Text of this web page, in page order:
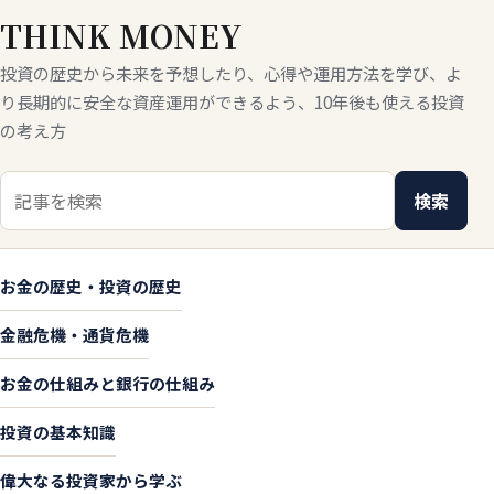
THINK MONEY
投資の歴史から未来を予想したり、心得や運用方法を学び、よ
り長期的に安全な資産運用ができるよう、10年後も使える投資
の考え方
検索キーワード
検索
お金の歴史・投資の歴史
金融危機・通貨危機
お金の仕組みと銀行の仕組み
投資の基本知識
偉大なる投資家から学ぶ